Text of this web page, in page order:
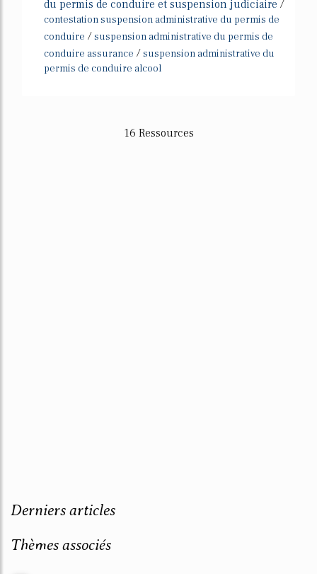
du permis de conduire et suspension judiciaire /
contestation suspension administrative du permis de
conduire /suspension administrative du permis de
conduire assurance /suspension administrative du
permis de conduire alcool
16 Ressources
Derniers articles
Thèmes associés